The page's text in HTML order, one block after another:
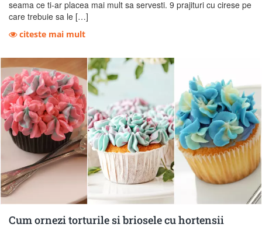
seama ce ti-ar placea mai mult sa servesti. 9 prajituri cu cirese pe
care trebuie sa le […]
citeste mai mult
Cum ornezi torturile si briosele cu hortensii